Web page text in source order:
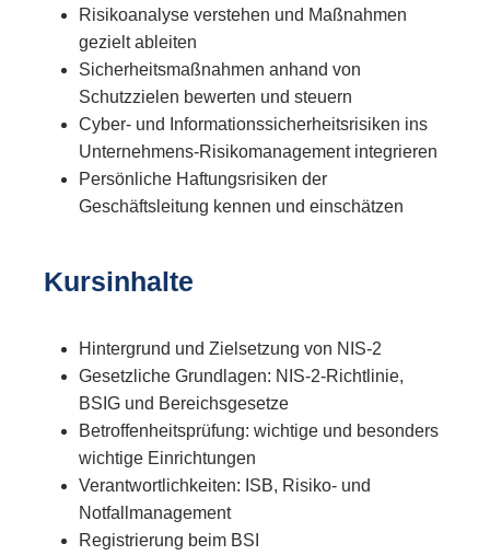
Risikoanalyse verstehen und Maßnahmen
gezielt ableiten
Sicherheitsmaßnahmen anhand von
Schutzzielen bewerten und steuern
Cyber- und Informationssicherheitsrisiken ins
Unternehmens-Risikomanagement integrieren
Persönliche Haftungsrisiken der
Geschäftsleitung kennen und einschätzen
Kursinhalte
Hintergrund und Zielsetzung von NIS-2
Gesetzliche Grundlagen: NIS-2-Richtlinie,
BSIG und Bereichsgesetze
Betroffenheitsprüfung: wichtige und besonders
wichtige Einrichtungen
Verantwortlichkeiten: ISB, Risiko- und
Notfallmanagement
Registrierung beim BSI